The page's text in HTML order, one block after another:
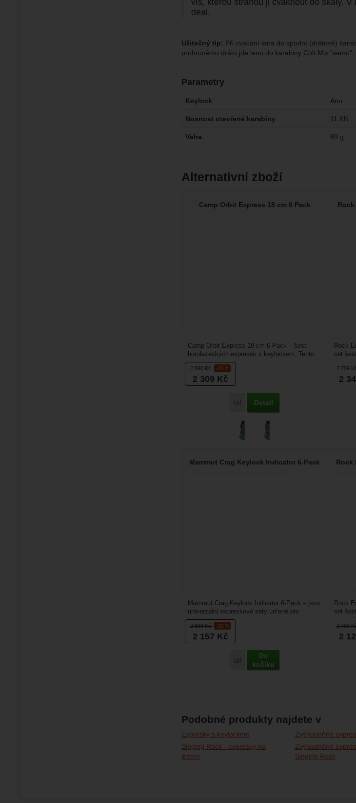
víš, kterou stranou ji cvaknout do skály.
deal.
Užitečný tip: Při cvakání lana do spodní (drátové)
prohnutému drátu jde lano do karabiny Colt Mix
Parametry
Keylock Ano
Nosnost otevřené karabiny 11 KN
Váha 89 g
Alternativní zboží
Camp Orbit Express 18 cm 6 Pack
2 890Kč -20 %
2 309 Kč
Porovnat
Detail
Camp Orbit Express 18 cm 6 Pack – šest
horolezeckých expresek s keylockem. Tento
typ karabin s keylockem...
Rock
2 759
2
Rock
set
Mammut Crag Keylock Indicator 6-Pack
2 699Kč -20 %
2 157 Kč
Porovnat
Do
košíku
Mammut Crag Keylock Indicator 6-Pack – jsou
univerzální expreskové sety určené pro
sportovní lezení v...
Rock
2 499
2
Rock
set
Podobné produkty najdete v
Expresky s keylockem
Singing Rock - expresky na
lezení
Zvýhodněné
Zvýhodněné
Singing Rock